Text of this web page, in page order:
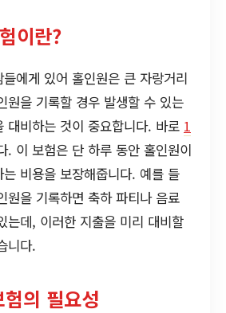
이란?
에게 있어 홀인원은 큰 자랑거리
원을 기록할 경우 발생할 수 있는
대비하는 것이 중요합니다. 바로 1
. 이 보험은 단 하루 동안 홀인원이
비용을 보장해줍니다. 예를 들
원을 기록하면 축하 파티나 음료
는데, 이러한 지출을 미리 대비할
니다.
의 필요성